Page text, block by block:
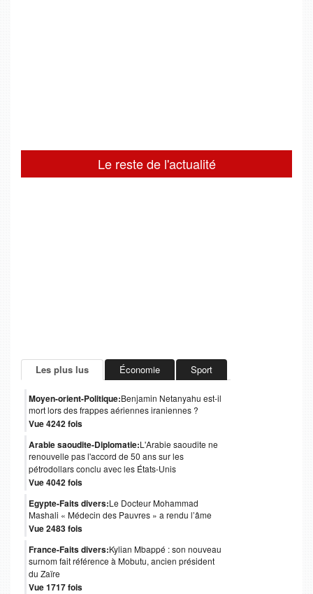
Le reste de l'actualité
Les plus lus Économie Sport
Moyen-orient-Politique:Benjamin Netanyahu est-il
mort lors des frappes aériennes iraniennes ?
Vue 4242 fois
Arabie saoudite-Diplomatie:L'Arabie saoudite ne
renouvelle pas l'accord de 50 ans sur les
pétrodollars conclu avec les États-Unis
Vue 4042 fois
Egypte-Faits divers:Le Docteur Mohammad
Mashali « Médecin des Pauvres » a rendu l’âme
Vue 2483 fois
France-Faits divers:Kylian Mbappé : son nouveau
surnom fait référence à Mobutu, ancien président
du Zaïre
Vue 1717 fois